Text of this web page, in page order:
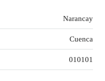
Narancay
Cuenca
010101